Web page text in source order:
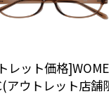
には？
初期の期間から
、
レット価格
アウトレット店舗